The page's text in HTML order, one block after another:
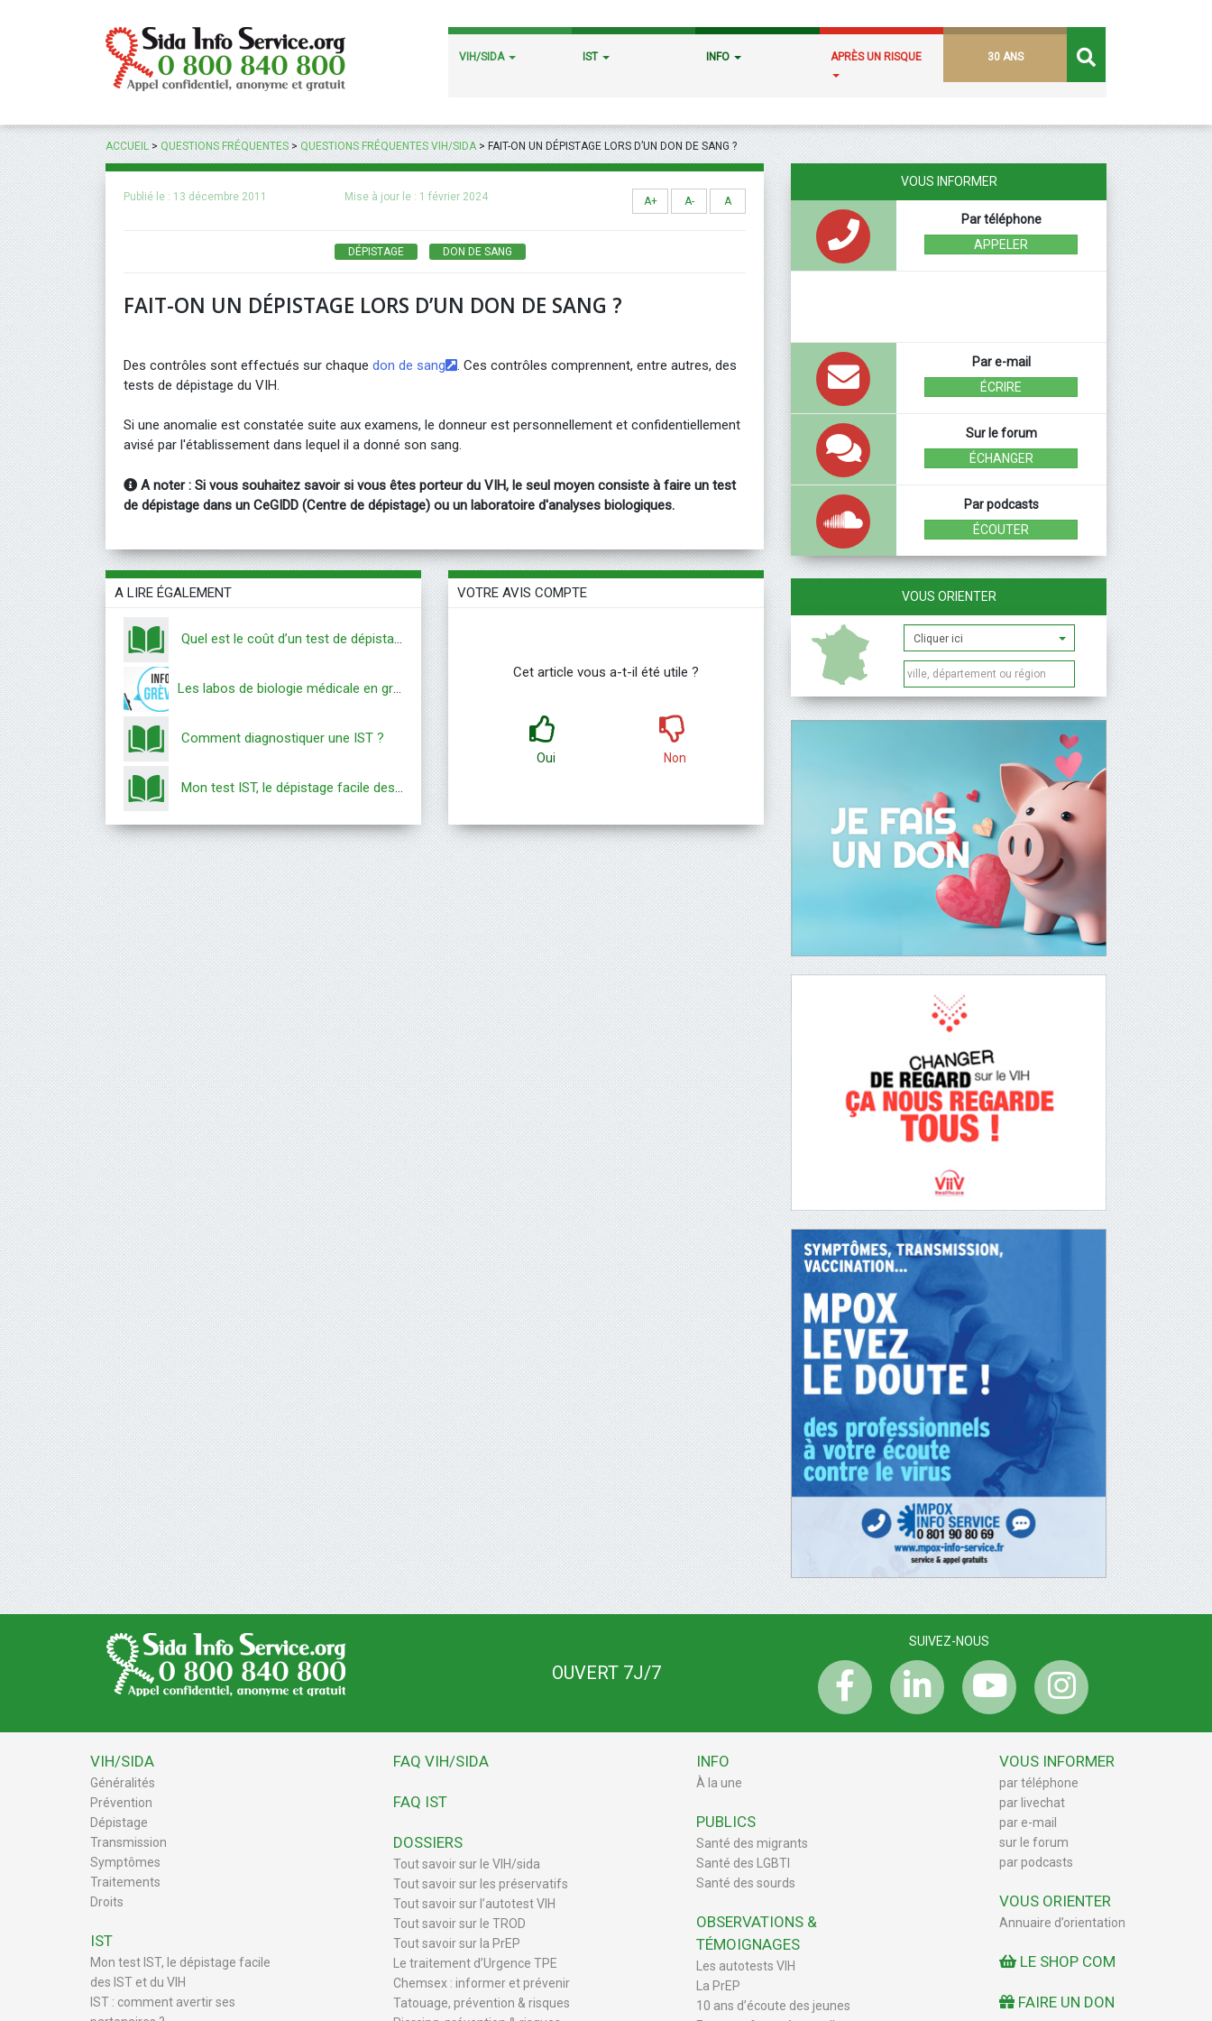
VIH/SIDA IST INFO APRÈS UN RISQUE 30 ANS
ACCUEIL>QUESTIONS FRÉQUENTES>QUESTIONS FRÉQUENTES VIH/SIDA>FAIT-ON UN DÉPISTAGE LORS D’UN DON DE SANG ?
Publié le : 13 décembre 2011 Mise à jour le : 1 février 2024 A+ A- A
DÉPISTAGE DON DE SANG
FAIT-ON UN DÉPISTAGE LORS D’UN DON DE SANG ?
Des contrôles sont effectués sur chaque don de sang
. Ces contrôles comprennent, entre autres, des
tests de dépistage du VIH.
Si une anomalie est constatée suite aux examens, le donneur est personnellement et confidentiellement
avisé par l'établissement dans lequel il a donné son sang.
A noter : Si vous souhaitez savoir si vous êtes porteur du VIH, le seul moyen consiste à faire un test
de dépistage dans un CeGIDD (Centre de dépistage) ou un laboratoire d'analyses biologiques.
A LIRE ÉGALEMENT
Quel est le coût d’un test de dépistage?
Les labos de biologie médicale en grève
Comment diagnostiquer une IST ?
Mon test IST, le dépistage facile des IST et du VIH
VOTRE AVIS COMPTE
Cet article vous a-t-il été utile ?
Oui Non
VOUS INFORMER
Par téléphone
APPELER
Par e-mail
ÉCRIRE
Sur le forum
ÉCHANGER
Par podcasts
ÉCOUTER
VOUS ORIENTER
OUVERT 7J/7
SUIVEZ-NOUS
VIH/SIDA
Généralités
Prévention
Dépistage
Transmission
Symptômes
Traitements
Droits
IST
Mon test IST, le dépistage facile
des IST et du VIH
IST : comment avertir ses
FAQ VIH/SIDA
FAQ IST
DOSSIERS
Tout savoir sur le VIH/sida
Tout savoir sur les préservatifs
Tout savoir sur l’autotest VIH
Tout savoir sur le TROD
Tout savoir sur la PrEP
Le traitement d’Urgence TPE
Chemsex : informer et prévenir
Tatouage, prévention & risques
INFO
À la une
PUBLICS
Santé des migrants
Santé des LGBTI
Santé des sourds
OBSERVATIONS &
TÉMOIGNAGES
Les autotests VIH
La PrEP
10 ans d’écoute des jeunes
VOUS INFORMER
par téléphone
par livechat
par e-mail
sur le forum
par podcasts
VOUS ORIENTER
Annuaire d’orientation
LE SHOP COM
FAIRE UN DON